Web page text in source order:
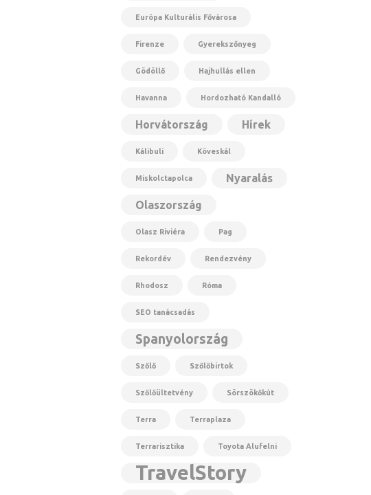
Európa Kulturális Fővárosa
Firenze Gyerekszőnyeg
Gödöllő Hajhullás ellen
Havanna Hordozható Kandalló
Horvátország Hírek
Kálibuli Köveskál
Miskolctapolca Nyaralás
Olaszország
Olasz Riviéra Pag
Rekordév Rendezvény
Rhodosz Róma
SEO tanácsadás
Spanyolország
Szőlő Szőlőbirtok
Szőlőültetvény Sörszökőkút
Terra Terraplaza
Terrarisztika Toyota Alufelni
TravelStory